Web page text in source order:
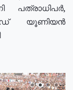
പത്രാധിപർ,
യൂണിയൻ